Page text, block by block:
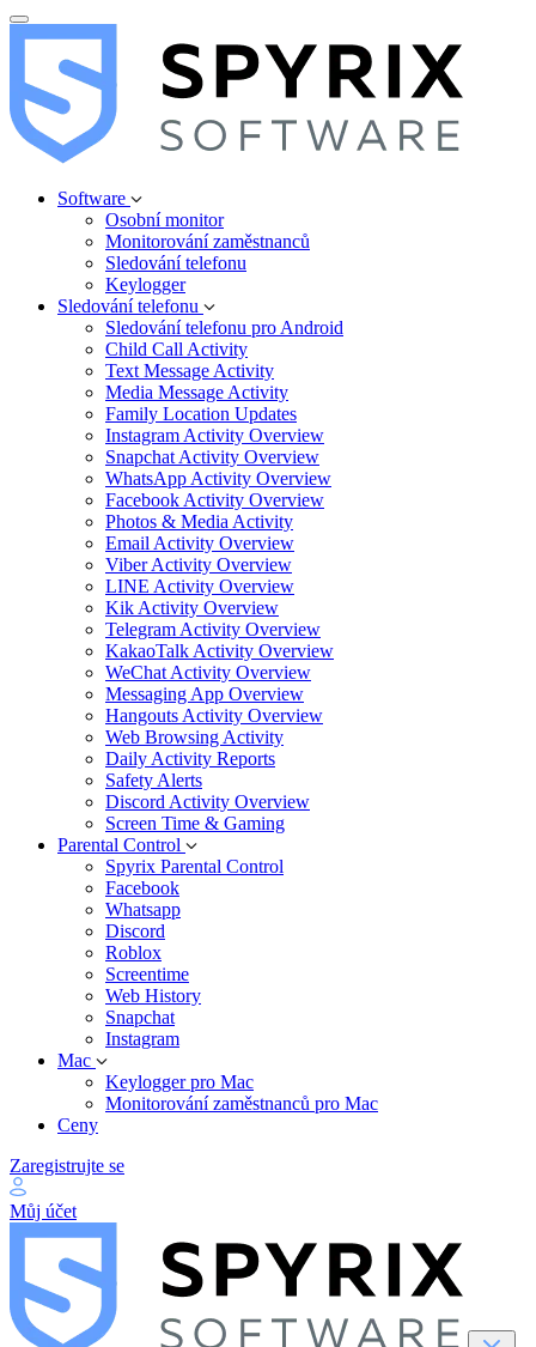
Software
Osobní monitor
Monitorování zaměstnanců
Sledování telefonu
Keylogger
Sledování telefonu
Sledování telefonu pro Android
Child Call Activity
Text Message Activity
Media Message Activity
Family Location Updates
Instagram Activity Overview
Snapchat Activity Overview
WhatsApp Activity Overview
Facebook Activity Overview
Photos & Media Activity
Email Activity Overview
Viber Activity Overview
LINE Activity Overview
Kik Activity Overview
Telegram Activity Overview
KakaoTalk Activity Overview
WeChat Activity Overview
Messaging App Overview
Hangouts Activity Overview
Web Browsing Activity
Daily Activity Reports
Safety Alerts
Discord Activity Overview
Screen Time & Gaming
Parental Control
Spyrix Parental Control
Facebook
Whatsapp
Discord
Roblox
Screentime
Web History
Snapchat
Instagram
Mac
Keylogger pro Mac
Monitorování zaměstnanců pro Mac
Ceny
Zaregistrujte se
Můj účet